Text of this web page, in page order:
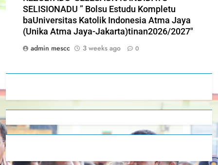
SELISIONADU ” Bolsu Estudu Kompletu
baUniversitas Katolik Indonesia Atma Jaya
(Unika Atma Jaya-Jakarta)tinan2026/2027″
admin mescc
3 weeks ago 0